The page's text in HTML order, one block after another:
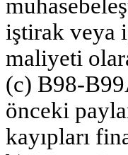
iştirak veya
maliyeti
(c) B98-
önceki
kayıpları